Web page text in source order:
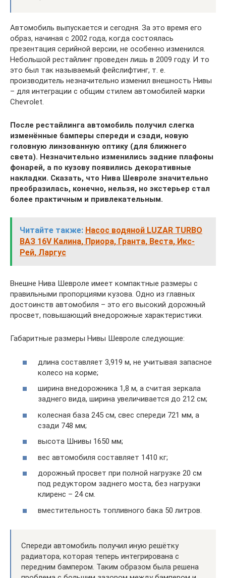
Автомобиль выпускается и сегодня. За это время его
образ, начиная с 2002 года, когда состоялась
презентация серийной версии, не особенно изменился.
Небольшой рестайлинг проведен лишь в 2009 году. И то
это был так называемый фейслифтинг, т. е.
производитель незначительно изменил внешность Нивы
– для интеграции с общим стилем автомобилей марки
Chevrolet.
После рестайлинга автомобиль получил слегка
изменённые бамперы спереди и сзади, новую
головную линзованную оптику (для ближнего
света). Незначительно изменились задние плафоны
фонарей, а по кузову появились декоративные
накладки. Сказать, что Нива Шевроле значительно
преобразилась, конечно, нельзя, но экстерьер стал
более практичным и привлекательным.
Читайте также: Насос водяной LUZAR TURBO
ВАЗ 16V Калина, Приора, Гранта, Веста, Икс-
Рей, Ларгус
Внешне Нива Шевроле имеет компактные размеры с
правильными пропорциями кузова. Одно из главных
достоинств автомобиля – это его высокий дорожный
просвет, повышающий внедорожные характеристики.
Габаритные размеры Нивы Шевроле следующие:
длина составляет 3,919 м, не учитывая запасное
колесо на корме;
ширина внедорожника 1,8 м, а считая зеркала
заднего вида, ширина увеличивается до 212 см;
колесная база 245 см, свес спереди 721 мм, а
сзади 748 мм;
высота Шнивы 1650 мм;
вес автомобиля составляет 1410 кг;
дорожный просвет при полной нагрузке 20 см
под редуктором заднего моста, без нагрузки
клиренс – 24 см.
вместительность топливного бака 50 литров.
Спереди автомобиль получил иную решётку
радиатора, которая теперь интегрирована с
передним бампером. Таким образом была решена